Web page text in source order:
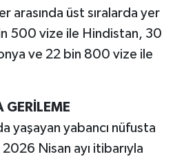
arasında üst sıralarda yer
500 vize ile Hindistan, 30
ve 22 bin 800 vize ile
GERİLEME
yaşayan yabancı nüfusta
Nisan ayı itibarıyla